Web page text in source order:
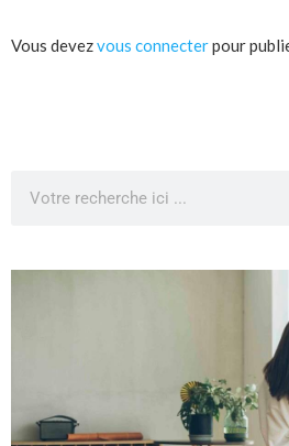
Vous devezvous connecterpour